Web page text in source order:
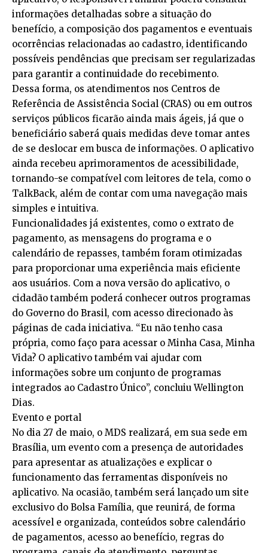
informações detalhadas sobre a situação do
benefício, a composição dos pagamentos e eventuais
ocorrências relacionadas ao cadastro, identificando
possíveis pendências que precisam ser regularizadas
para garantir a continuidade do recebimento.
Dessa forma, os atendimentos nos Centros de
Referência de Assistência Social (CRAS) ou em outros
serviços públicos ficarão ainda mais ágeis, já que o
beneficiário saberá quais medidas deve tomar antes
de se deslocar em busca de informações. O aplicativo
ainda recebeu aprimoramentos de acessibilidade,
tornando-se compatível com leitores de tela, como o
TalkBack, além de contar com uma navegação mais
simples e intuitiva.
Funcionalidades já existentes, como o extrato de
pagamento, as mensagens do programa e o
calendário de repasses, também foram otimizadas
para proporcionar uma experiência mais eficiente
aos usuários. Com a nova versão do aplicativo, o
cidadão também poderá conhecer outros programas
do Governo do Brasil, com acesso direcionado às
páginas de cada iniciativa. “Eu não tenho casa
própria, como faço para acessar o Minha Casa, Minha
Vida? O aplicativo também vai ajudar com
informações sobre um conjunto de programas
integrados ao Cadastro Único”, concluiu Wellington
Dias.
Evento e portal
No dia 27 de maio, o MDS realizará, em sua sede em
Brasília, um evento com a presença de autoridades
para apresentar as atualizações e explicar o
funcionamento das ferramentas disponíveis no
aplicativo. Na ocasião, também será lançado um site
exclusivo do Bolsa Família, que reunirá, de forma
acessível e organizada, conteúdos sobre calendário
de pagamentos, acesso ao benefício, regras do